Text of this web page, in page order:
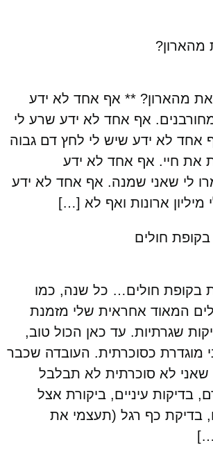
מהארון? ** אף אחד לא ידע
מחורבנים. אף אחד לא ידע שרע לי
אחד לא ידע שיש לי לחץ דם גבוה
את חיי. אף אחד לא ידע
לי שאני שמנה. אף אחד לא ידע
מיליון ארונות ואף לא […]
חולים
בקופת חולים… כל שנה, כמו
המאוד אחראית שלי מזמנת
שגרתיות. עד כאן הכול טוב,
מוגדרת כסוכרתית. העובדה שכבר
10 שנים שאני לא סוכרתית לא תבלבל
בדיקות עיניים, ביקורת אצל
בדיקת כף רגל (תעצמי את